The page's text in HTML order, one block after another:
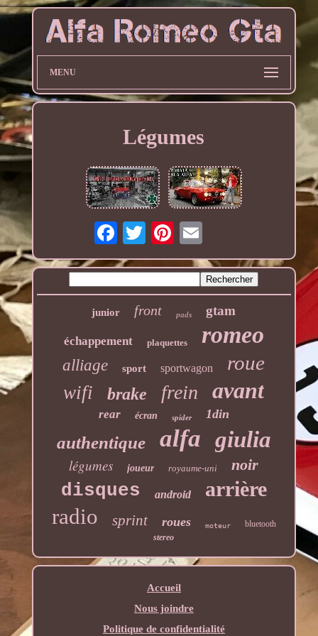
MENU
Légumes
junior front pads gtam
échappement plaquettes romeo
alliage sport sportwagon roue
wifi brake frein avant
rear écran spider 1din
authentique alfa giulia
légumes joueur royaume-uni noir
disques android arrière
radio sprint roues moteur
bluetooth
stereo
Accueil
Nous joindre
Politique de confidentialité